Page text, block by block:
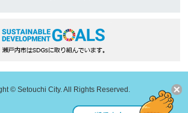
© Setouchi City. All Rights Reserved.